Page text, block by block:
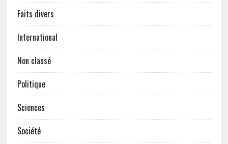
Faits divers
International
Non classé
Politique
Sciences
Société